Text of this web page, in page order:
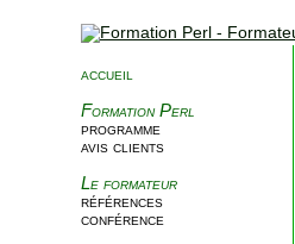
accueil
Formation Perl
programme
avis clients
Le formateur
références
conférence